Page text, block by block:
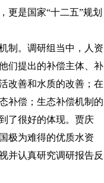
更是国家“十二五”规划
制。调研组当中，人资
们提出的补偿主体、补
改善和水质的改善；在
补偿；生态补偿机制的
了很好的体现。贾庆
极为难得的优质水资
并认真研究调研报告反